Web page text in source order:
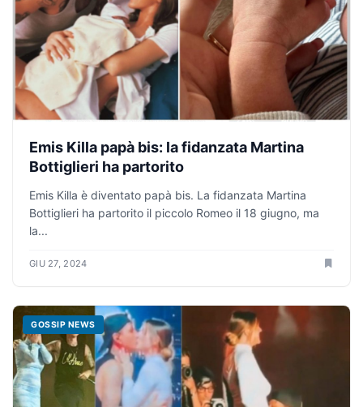
Emis Killa papà bis: la fidanzata Martina
Bottiglieri ha partorito
Emis Killa è diventato papà bis. La fidanzata Martina
Bottiglieri ha partorito il piccolo Romeo il 18 giugno, ma
la...
GIU 27, 2024
GOSSIP NEWS